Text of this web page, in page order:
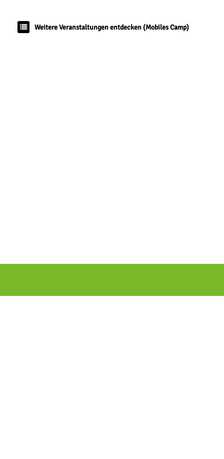
Weitere Veranstaltungen entdecken (Mobiles Camp)